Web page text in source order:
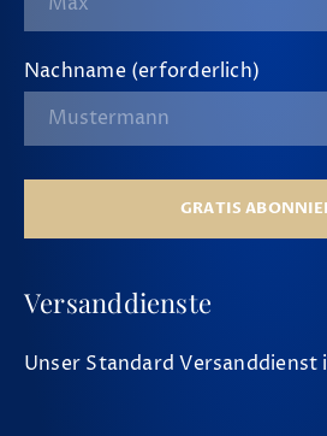
Nachname (erforderlich)
GRATIS
Versanddienste
Unser Standard Versanddienst